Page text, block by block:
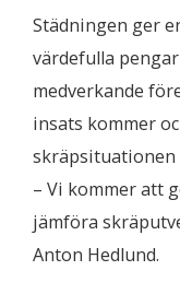
Städningen ger
värdefulla
medverkande
insats kommer
skräpsituationen
– Vi kommer att
jämföra
Anton Hedlund.